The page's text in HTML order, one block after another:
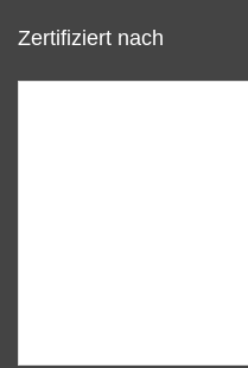
Zertifiziert nach